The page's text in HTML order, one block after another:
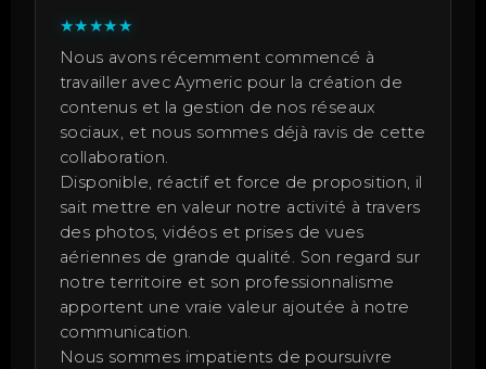
★★★★★
Nous avons récemment commencé à
travailler avec Aymeric pour la création de
contenus et la gestion de nos réseaux
sociaux, et nous sommes déjà ravis de cette
collaboration.
Disponible, réactif et force de proposition, il
sait mettre en valeur notre activité à travers
des photos, vidéos et prises de vues
aériennes de grande qualité. Son regard sur
notre territoire et son professionnalisme
apportent une vraie valeur ajoutée à notre
communication.
Nous sommes impatients de poursuivre